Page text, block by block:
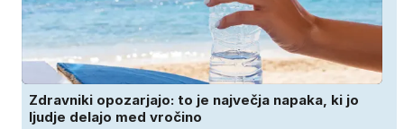
Zdravniki opozarjajo: to je največja napaka, ki jo
ljudje delajo med vročino